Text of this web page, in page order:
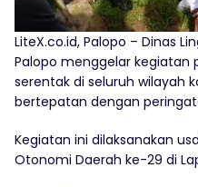
LiteX.co.id, Palopo – Dinas
Palopo menggelar kegiatan
serentak di seluruh wilayah
bertepatan dengan
Kegiatan ini dilaksanakan
Otonomi Daerah ke-29 di